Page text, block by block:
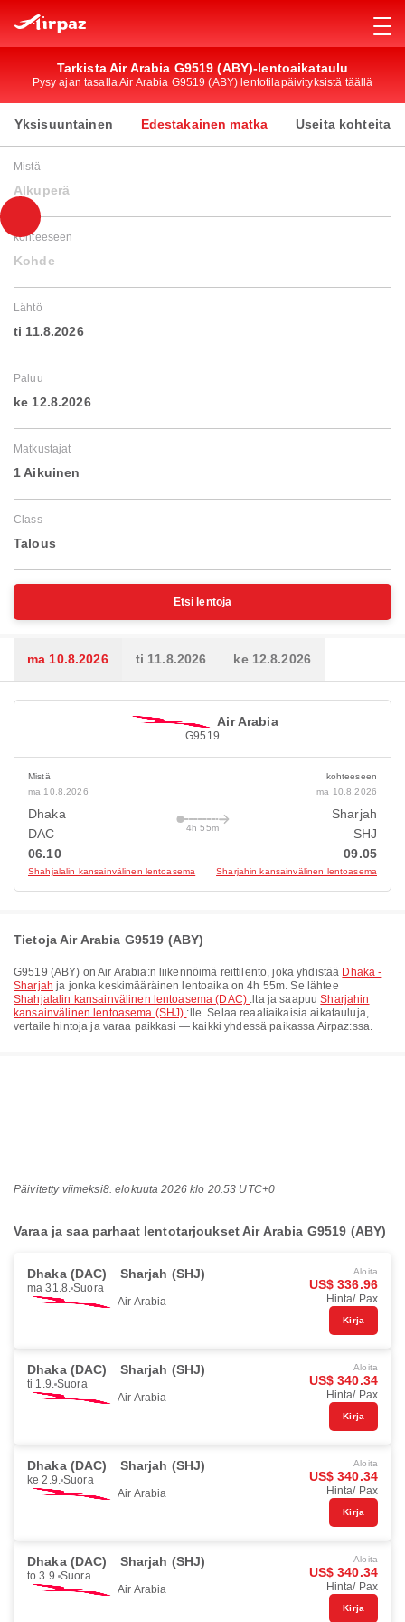
Tarkista Air Arabia G9519 (ABY)-lentoaikataulu
Pysy ajan tasalla Air Arabia G9519 (ABY) lentotilapäivityksistä täällä
Yksisuuntainen Edestakainen matka Useita kohteita
Mistä
Alkuperä
kohteeseen
Kohde
Lähtö
ti 11.8.2026
Paluu
ke 12.8.2026
Matkustajat
1 Aikuinen
Class
Talous
Etsi lentoja
ma 10.8.2026 ti 11.8.2026 ke 12.8.2026
Air Arabia
G9519
Mistä
ma 10.8.2026
Dhaka
DAC
06.10
Shahjalalin kansainvälinen lentoasema
4h 55m
kohteeseen
ma 10.8.2026
Sharjah
SHJ
09.05
Sharjahin kansainvälinen lentoasema
Tietoja Air Arabia G9519 (ABY)
G9519 (ABY) onAir Arabia:n liikennöimä reittilento, joka yhdistää Dhaka -
Sharjah ja jonka keskimääräinen lentoaika on4h 55m. Se lähtee
Shahjalalin kansainvälinen lentoasema (DAC) :lta ja saapuuSharjahin
kansainvälinen lentoasema (SHJ) :lle. Selaa reaaliaikaisia aikatauluja,
vertaile hintoja ja varaa paikkasi — kaikki yhdessä paikassa Airpaz:ssa.
Päivitetty viimeksi8. elokuuta 2026 klo 20.53 UTC+0
Varaa ja saa parhaat lentotarjoukset Air Arabia G9519 (ABY)
Dhaka (DAC) Sharjah (SHJ)
ma 31.8. Suora
Air Arabia
Aloita
US$ 336.96
Hinta/ Pax
Kirja
Dhaka (DAC) Sharjah (SHJ)
ti 1.9. Suora
Air Arabia
Aloita
US$ 340.34
Hinta/ Pax
Kirja
Dhaka (DAC) Sharjah (SHJ)
ke 2.9. Suora
Air Arabia
Aloita
US$ 340.34
Hinta/ Pax
Kirja
Dhaka (DAC) Sharjah (SHJ)
to 3.9. Suora
Air Arabia
Aloita
US$ 340.34
Hinta/ Pax
Kirja